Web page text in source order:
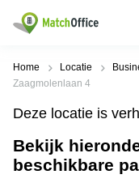
Huren / Verhuren
Productpagina's
Kantoorruimten
Business
Populaire
Steden
Alkmaar
Populaire
zoekopdrachten
Kantoorruimte
in Breda
Help
Over ons
Home Locatie
Zaagmolenlaan 4
Deze locatie is
Bekijk
beschikbare